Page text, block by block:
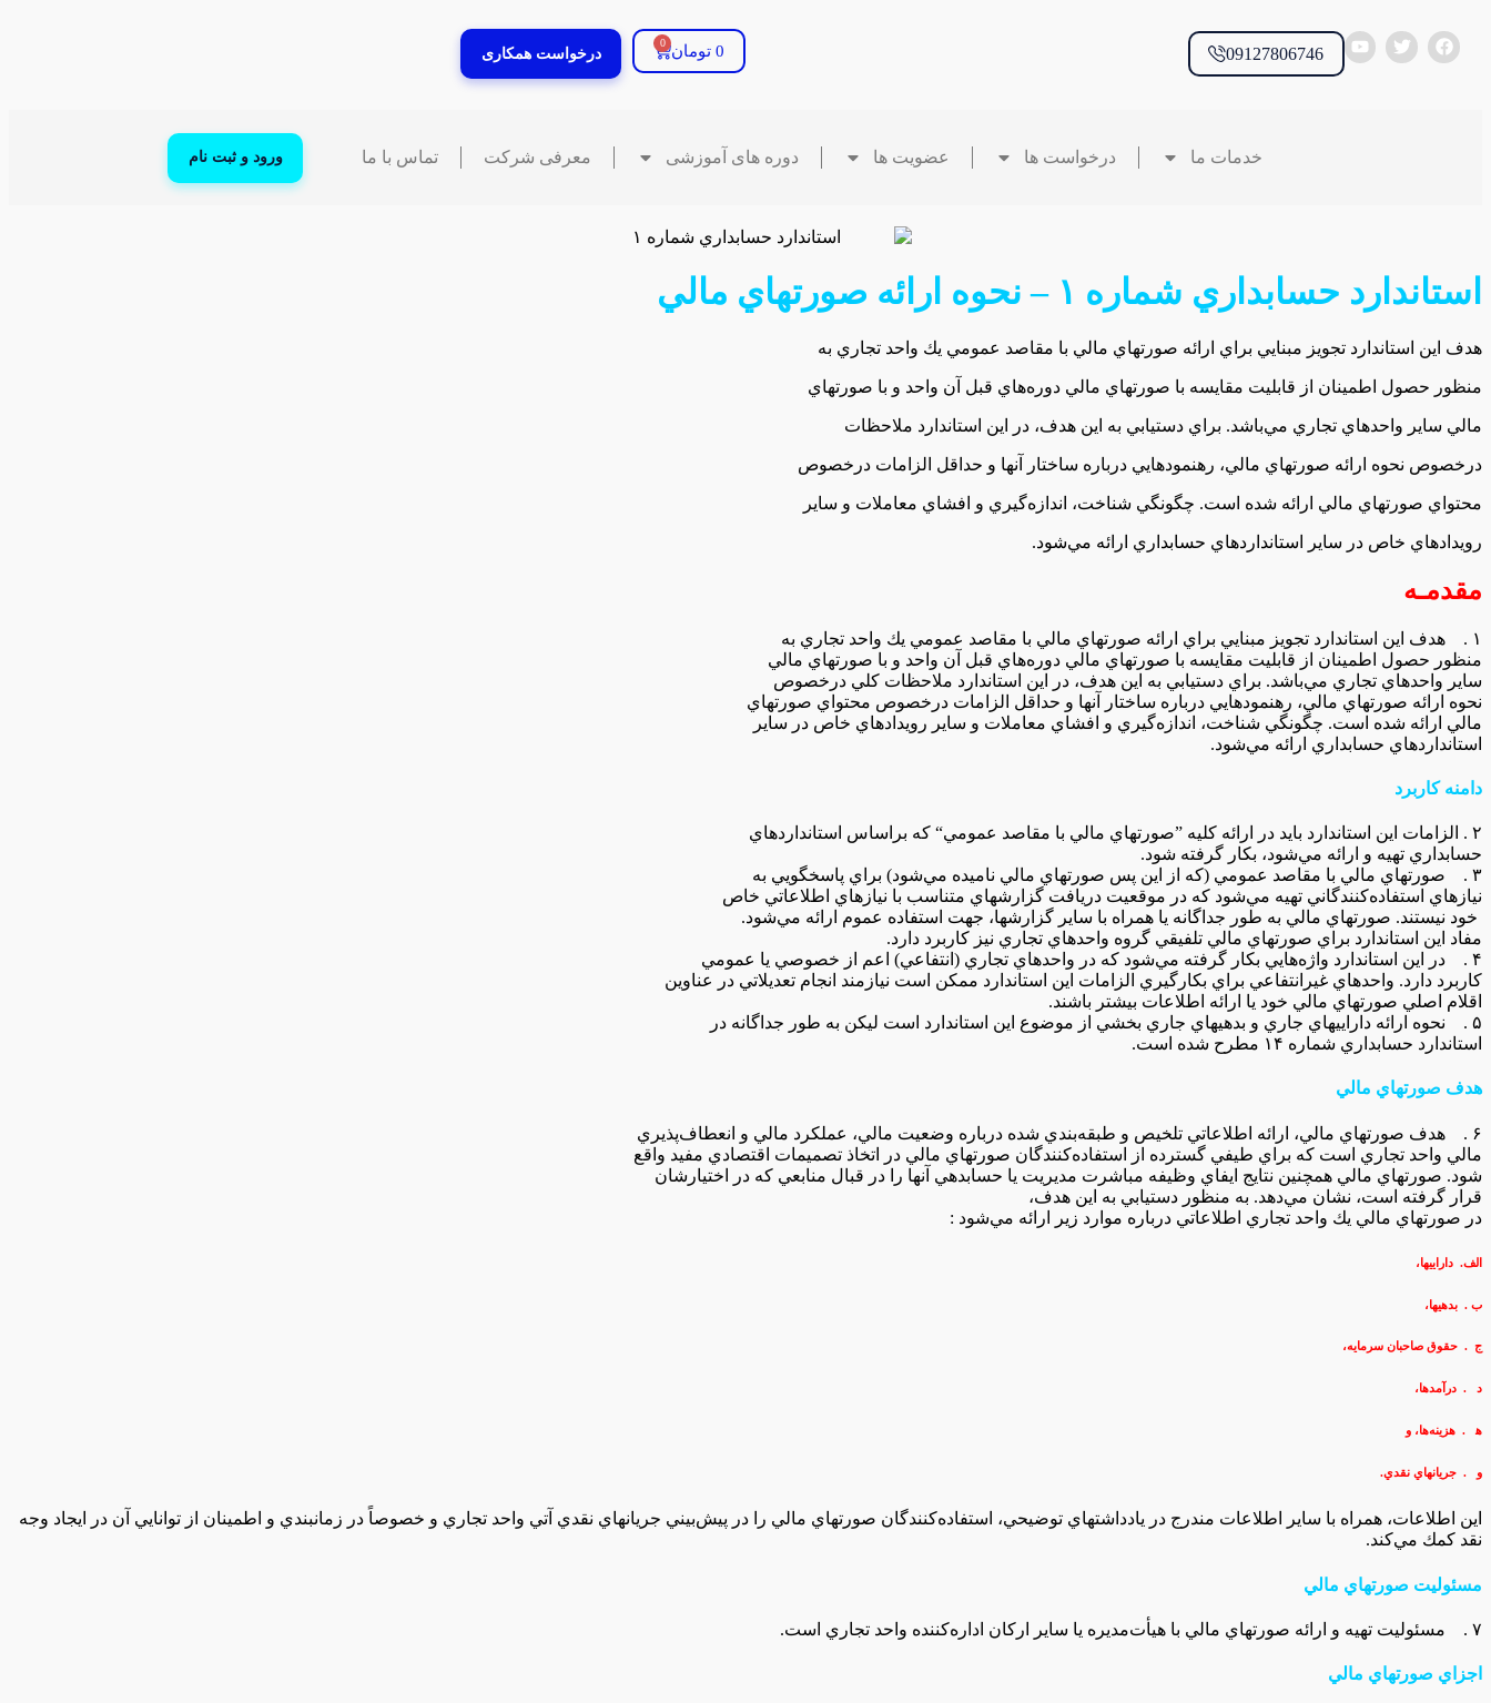
09127806746
0 تومان 0
درخواست همکاری
خدمات ما درخواست ها عضویت ها دوره های آموزشی معرفی شرکت تماس با ما ورود و ثبت نام
استاندارد حسابداري‌ شماره‌ ۱ – نحوه‌ ارائه‌ صورتهاي‌ مالي
هدف‌ اين‌ استاندارد تجويز مبنايي‌ براي‌ ارائه‌ صورتهاي‌ مالي‌ با مقاصد عمومي‌ يك‌ واحد تجاري‌ به
منظور حصول‌ اطمينان‌ از قابليت‌ مقايسه‌ با صورتهاي‌ مالي‌ دوره‌هاي‌ قبل‌ آن‌ واحد و با صورتهاي‌
مالي‌ ساير واحدهاي‌ تجاري‌ مي‌باشد. براي‌ دستيابي‌ به‌ اين‌ هدف‌، در اين‌ استاندارد ملاحظات‌
درخصوص‌ نحوه‌ ارائه‌ صورتهاي‌ مالي‌، رهنمودهايي‌ درباره‌ ساختار آنها و حداقل‌ الزامات‌ درخصوص‌
محتواي‌ صورتهاي‌ مالي‌ ارائه‌ شده‌ است‌. چگونگي‌ شناخت‌، اندازه‌گيري‌ و افشاي‌ معاملات‌ و ساير
رويدادهاي‌ خاص‌ در ساير استانداردهاي‌ حسابداري‌ ارائه‌ مي‌شود.
مقدمـه‌
۱ . هدف‌ اين‌ استاندارد تجويز مبنايي‌ براي‌ ارائه‌ صورتهاي‌ مالي‌ با مقاصد عمومي‌ يك‌ واحد تجاري‌ به
منظور حصول‌ اطمينان‌ از قابليت‌ مقايسه‌ با صورتهاي‌ مالي‌ دوره‌هاي‌ قبل‌ آن‌ واحد و با صورتهاي‌ مالي‌
ساير واحدهاي‌ تجاري‌ مي‌باشد. براي‌ دستيابي‌ به‌ اين‌ هدف‌، در اين‌ استاندارد ملاحظات‌ كلي‌ درخصوص‌
نحوه‌ ارائه‌ صورتهاي‌ مالي‌، رهنمودهايي‌ درباره‌ ساختار آنها و حداقل‌ الزامات‌ درخصوص‌ محتواي‌ صورتهاي‌
مالي‌ ارائه‌ شده‌ است‌. چگونگي‌ شناخت‌، اندازه‌گيري‌ و افشاي‌ معاملات‌ و ساير رويدادهاي‌ خاص‌ در ساير
استانداردهاي‌ حسابداري‌ ارائه‌ مي‌شود.
دامنه‌ كاربرد
۲ . الزامات‌ اين‌ استاندارد بايد در ارائه‌ كليه‌ ”صورتهاي‌ مالي‌ با مقاصد عمومي‌“ كه‌ براساس‌ استانداردهاي‌
حسابداري‌ تهيه‌ و ارائه‌ مي‌شود، بكار گرفته‌ شود.
۳ . صورتهاي‌ مالي‌ با مقاصد عمومي‌ (كه‌ از اين‌ پس‌ صورتهاي‌ مالي‌ ناميده‌ مي‌شود) براي‌ پاسخگويي‌ به‌
نيازهاي‌ استفاده‌كنندگاني‌ تهيه‌ مي‌شود كه‌ در موقعيت‌ دريافت‌ گزارشهاي‌ متناسب‌ با نيازهاي‌ اطلاعاتي‌ خاص
‌ خود نيستند. صورتهاي‌ مالي‌ به طور جداگانه‌ يا همراه‌ با ساير گزارشها، جهت‌ استفاده‌ عموم‌ ارائه‌ مي‌شود.
مفاد اين‌ استاندارد براي‌ صورتهاي‌ مالي‌ تلفيقي‌ گروه‌ واحدهاي‌ تجاري‌ نيز كاربرد دارد.
۴ . در اين‌ استاندارد واژه‌هايي‌ بكار گرفته‌ مي‌شود كه‌ در واحدهاي‌ تجاري‌ (انتفاعي‌) اعم از خصوصي‌ يا عمومي‌
كاربرد دارد. واحدهاي‌ غيرانتفاعي‌ براي‌ بكارگيري‌ الزامات‌ اين‌ استاندارد ممكن‌ است‌ نيازمند انجام‌ تعديلاتي‌ در عناوين‌
اقلام‌ اصلي‌ صورتهاي‌ مالي‌ خود يا ارائه‌ اطلاعات‌ بيشتر باشند.
۵ . نحوه‌ ارائه‌ داراييهاي‌ جاري‌ و بدهيهاي‌ جاري‌ بخشي‌ از موضوع‌ اين‌ استاندارد است‌ ليكن‌ به طور جداگانه‌ در
استاندارد حسابداري‌ شماره‌ ۱۴ مطرح‌ شده‌ است‌.
هدف‌ صورتهاي‌ مالي‌
۶ . هدف‌ صورتهاي‌ مالي‌، ارائه‌ اطلاعاتي‌ تلخيص‌ و طبقه‌بندي‌ شده‌ درباره‌ وضعيت‌ مالي‌، عملكرد مالي‌ و انعطاف‌پذيري‌
مالي‌ واحد تجاري‌ است‌ كه‌ براي‌ طيفي‌ گسترده‌ از استفاده‌كنندگان‌ صورتهاي‌ مالي‌ در اتخاذ تصميمات‌ اقتصادي‌ مفيد واقع‌
شود. صورتهاي‌ مالي‌ همچنين‌ نتايج‌ ايفاي‌ وظيفه‌ مباشرت‌ مديريت‌ يا حسابدهي‌ آنها را در قبال‌ منابعي‌ كه‌ در اختيارشان‌
قرار گرفته‌ است‌، نشان‌ مي‌دهد. به منظور دستيابي‌ به‌ اين‌ هدف‌،
در صورتهاي‌ مالي‌ يك‌ واحد تجاري‌ اطلاعاتي‌ درباره‌ موارد زير ارائه‌ مي‌شود :
الف. داراييها،
ب . بدهيها،
ج . حقوق‌ صاحبان‌ سرمايه‌،
د . درآمدها،
ﻫ . هزينه‌ها، و
و . جريانهاي‌ نقدي‌.
اين‌ اطلاعات‌، همراه‌ با ساير اطلاعات‌ مندرج‌ در يادداشتهاي‌ توضيحي‌، استفاده‌كنندگان‌ صورتهاي‌ مالي‌ را در پيش‌بيني‌ جريانهاي‌ نقدي‌ آتي‌ واحد تجاري‌ و خصوصاً در زمانبندي‌ و اطمينان‌ از توانايي‌ آن‌ در ايجاد وجه‌
نقد كمك‌ مي‌كند.
مسئوليت‌ صورتهاي‌ مالي‌
۷ . مسئوليت‌ تهيه‌ و ارائه‌ صورتهاي‌ مالي‌ با هيأت‌مديره‌ يا ساير اركان‌ اداره‌كننده‌ واحد تجاري‌ است‌.
اجزاي‌ صورتهاي‌ مالي‌